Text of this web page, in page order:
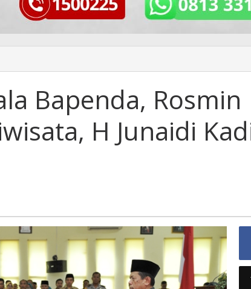
Bapenda, Rosmin
H Junaidi